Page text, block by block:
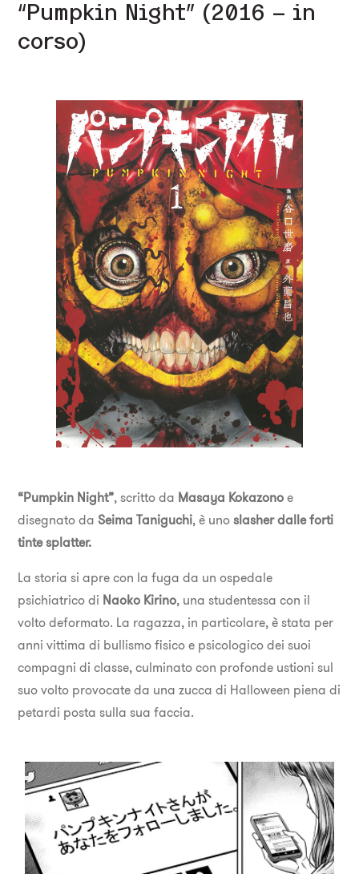
“Pumpkin Night” (2016 – in
corso)
“Pumpkin Night”, scritto da Masaya Kokazono e
disegnato daSeima Taniguchi, è unoslasher dalle forti
tinte splatter.
La storia si apre con la fuga da un ospedale
psichiatrico di Naoko Kirino, una studentessa con il
volto deformato. La ragazza, in particolare, è stata per
anni vittima di bullismo fisico e psicologico dei suoi
compagni di classe, culminato con profonde ustioni sul
suo volto provocate da una zucca di Halloween piena di
petardi posta sulla sua faccia.